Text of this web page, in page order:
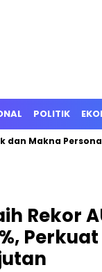
POLITIK
dan Makna
Rekor
Perkuat